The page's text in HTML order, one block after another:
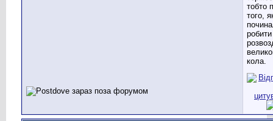
тобто
того,
робити
кола.